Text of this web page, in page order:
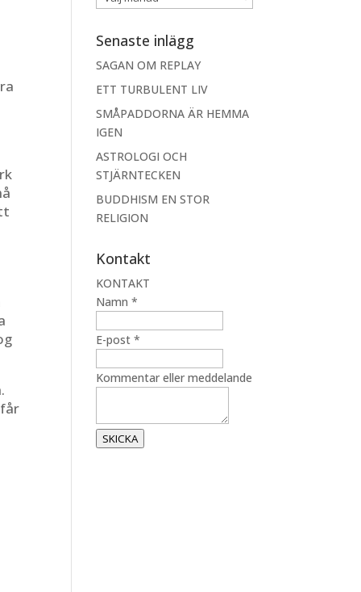
Senaste inlägg
SAGAN OM REPLAY
ETT TURBULENT LIV
SMÅPADDORNA ÄR HEMMA
IGEN
ASTROLOGI OCH
STJÄRNTECKEN
BUDDHISM EN STOR
RELIGION
Kontakt
KONTAKT
Namn*
K
m
n
t
E-post*
Kommentar eller meddelande
SKICKA